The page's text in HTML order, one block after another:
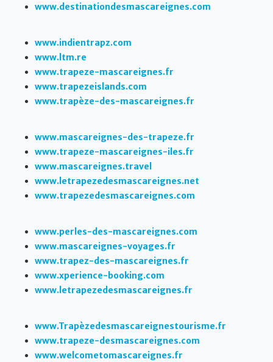
www.destinationdesmascareignes.com
www.indientrapz.com
www.ltm.re
www.trapeze-mascareignes.fr
www.trapezeislands.com
www.trapèze-des-mascareignes.fr
www.mascareignes-des-trapeze.fr
www.trapeze-mascareignes-iles.fr
www.mascareignes.travel
www.letrapezedesmascareignes.net
www.trapezedesmascareignes.com
www.perles-des-mascareignes.com
www.mascareignes-voyages.fr
www.trapez-des-mascareignes.fr
www.xperience-booking.com
www.letrapezedesmascareignes.fr
www.Trapèzedesmascareignestourisme.fr
www.trapeze-desmascareignes.com
www.welcometomascareignes.fr